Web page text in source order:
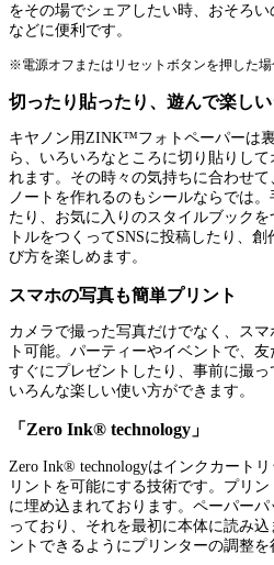
をその場でシェアしたい時、おそろ
などに便利です。
※電源オフまたはリセットボタンを押した場
切ったり貼ったり、遊んで楽し
キヤノン用ZINK™フォトペーパーは
ら、いろいろなところに切り貼りし
れます。その時々の気持ちに合わせ
ノートを作れるのもシールならでは
たり、お気に入りのスタイルブック
トルをつくってSNSに投稿したり、
び方を楽しめます。
スマホの写真も簡単プリント
カメラで撮った写真だけでなく、ス
ト可能。パーティーやイベントで、
すぐにプレゼントしたり、事前に撮
いろんな楽しい使い方ができます。
「Zero Ink® technology」
Zero Ink® technologyはインクカート
リントを可能にする技術です。プリ
に埋め込まれております。ペーパー
っており、それを最初に本体に読み
ントできるようにプリンターの調整を